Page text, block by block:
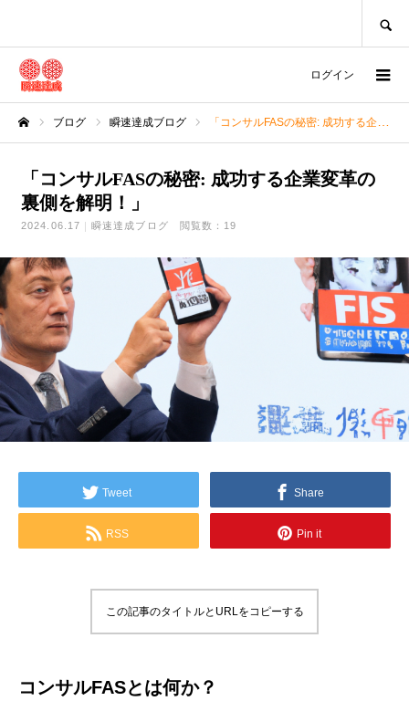
ログイン
ブログ 瞬速達成ブログ 「コンサルFASの秘密: 成功する企業変革の裏側を解明！」
「コンサルFASの秘密: 成功する企業変革の
裏側を解明！」
2024.06.17 瞬速達成ブログ 閲覧数：19
Tweet Share
RSS Pin it
この記事のタイトルとURLをコピーする
コンサルFASとは何か？